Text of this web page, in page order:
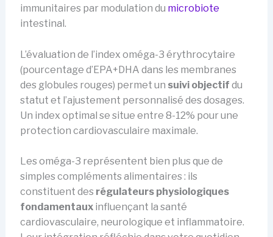
immunitaires par modulation du microbiote
intestinal.
L’évaluation de l’index oméga-3 érythrocytaire
(pourcentage d’EPA+DHA dans les membranes
des globules rouges) permet un suivi objectif du
statut et l’ajustement personnalisé des dosages.
Un index optimal se situe entre 8-12% pour une
protection cardiovasculaire maximale.
Les oméga-3 représentent bien plus que de
simples compléments alimentaires : ils
constituent des régulateurs physiologiques
fondamentauxinfluençant la santé
cardiovasculaire, neurologique et inflammatoire.